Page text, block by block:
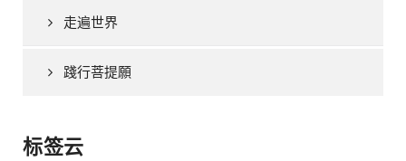
走遍世界
踐行菩提願
标签云